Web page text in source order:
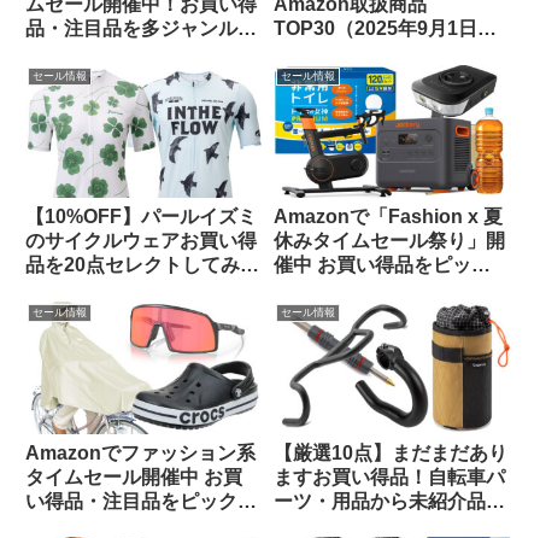
ムセール開催中！お買い得
品・注目品を多ジャンルか
します
Amazon取扱商品
TOP30（2025年9月1日
セール情報
【10%OFF】パールイズミ
のサイクルウェアお買い得
品を20点セレクトしてみま
ス】
セール情報
Amazonで「Fashion x 夏
休みタイムセール祭り」開
催中 お買い得品をピック
セール情報
Amazonでファッション系
タイムセール開催中 お買
い得品・注目品をピックア
セール情報
【厳選10点】まだまだあり
ますお買い得品！自転車パ
ーツ・用品から未紹介品を